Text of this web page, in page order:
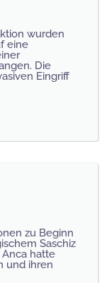
wurden
eine
Die
Eingriff
zu Beginn
Saschiz
hatte
und ihren